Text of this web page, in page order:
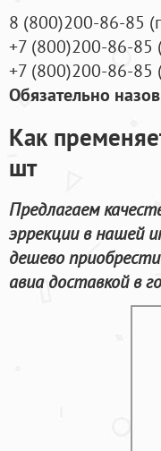
8 (800)200-86-85 (
+7 (800)200-86-85
+7 (800)200-86-85
Обязательно
Как
шт
Предлагаем
эррекции в нашей
дешево
авиа доставкой в